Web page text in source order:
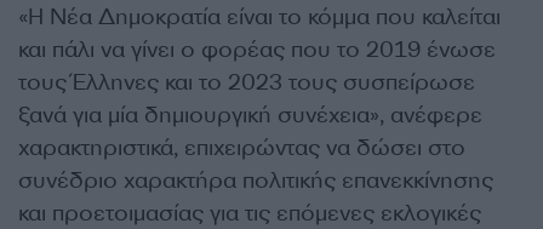
«Η Νέα Δημοκρατία είναι το κόμμα που καλείται
και πάλι να γίνει ο φορέας που το 2019 ένωσε
τους Έλληνες και το 2023 τους συσπείρωσε
ξανά για μία δημιουργική συνέχεια», ανέφερε
χαρακτηριστικά, επιχειρώντας να δώσει στο
συνέδριο χαρακτήρα πολιτικής επανεκκίνησης
και προετοιμασίας για τις επόμενες εκλογικές